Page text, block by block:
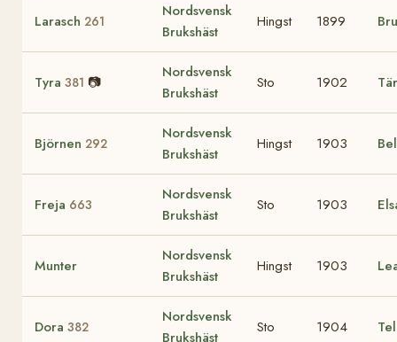
Larasch 261
Nordsvensk
Brukshäst
Hingst 1899
Tyra 381 📷
Nordsvensk
Brukshäst
Sto 1902
Björnen 292
Nordsvensk
Brukshäst
Hingst 1903
Freja 663
Nordsvensk
Brukshäst
Sto 1903
Munter
Nordsvensk
Brukshäst
Hingst 1903
Dora 382
Nordsvensk
Brukshäst
Sto 1904